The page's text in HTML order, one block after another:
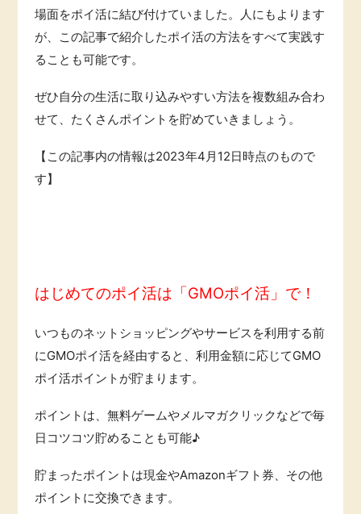
場面をポイ活に結び付けていました。人にもよります
が、この記事で紹介したポイ活の方法をすべて実践す
ることも可能です。
ぜひ自分の生活に取り込みやすい方法を複数組み合わ
せて、たくさんポイントを貯めていきましょう。
【この記事内の情報は2023年4 月 12日時点のもので
す】
はじめてのポイ活は「GMOポイ活」で！
いつものネットショッピングやサービスを利用する前
にGMOポイ活を経由すると、利用金額に応じてGMO
ポイ活ポイントが貯まります。
ポイントは、無料ゲームやメルマガクリックなどで毎
日コツコツ貯めることも可能♪
貯まったポイントは現金やAmazonギフト券、その他
ポイントに交換できます。